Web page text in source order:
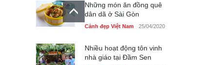
Những món ăn đồng quê
dân dã ở Sài Gòn
Cảnh đẹp Việt Nam 25/04/2020
Nhiều hoạt động tôn vinh
nhà giáo tại Đầm Sen